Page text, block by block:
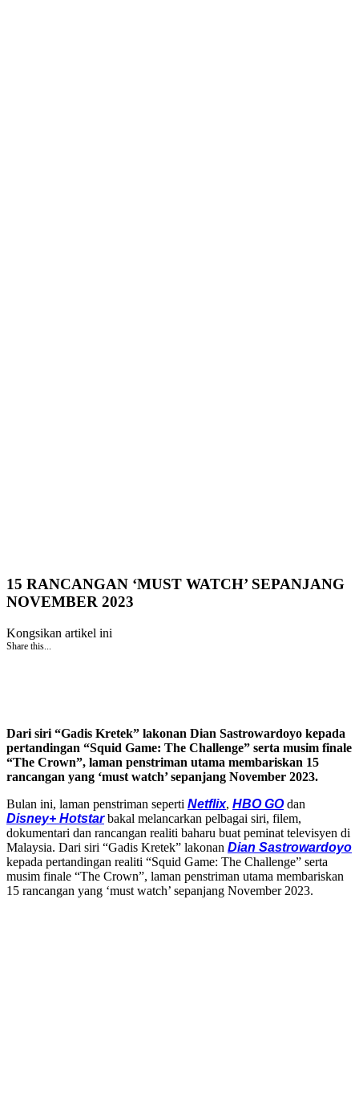
15 RANCANGAN ‘MUST WATCH’ SEPANJANG
NOVEMBER 2023
Kongsikan artikel ini
Share this...
Dari siri “Gadis Kretek” lakonan Dian Sastrowardoyo kepada
pertandingan “Squid Game: The Challenge” serta musim finale
“The Crown”, laman penstriman utama membariskan 15
rancangan yang ‘must watch’ sepanjang November 2023.
Bulan ini, laman penstriman seperti Netflix, HBO GOdan
Disney+ Hotstarbakal melancarkan pelbagai siri, filem,
dokumentari dan rancangan realiti baharu buat peminat televisyen di
Malaysia. Dari siri “Gadis Kretek” lakonan Dian Sastrowardoyo
kepada pertandingan realiti “Squid Game: The Challenge” serta
musim finale “The Crown”, laman penstriman utama membariskan
15 rancangan yang ‘must watch’ sepanjang November 2023.